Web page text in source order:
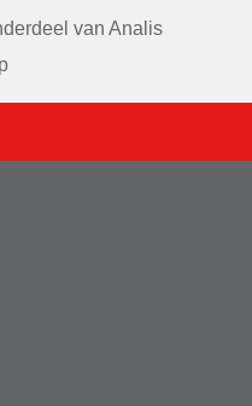
van Analis